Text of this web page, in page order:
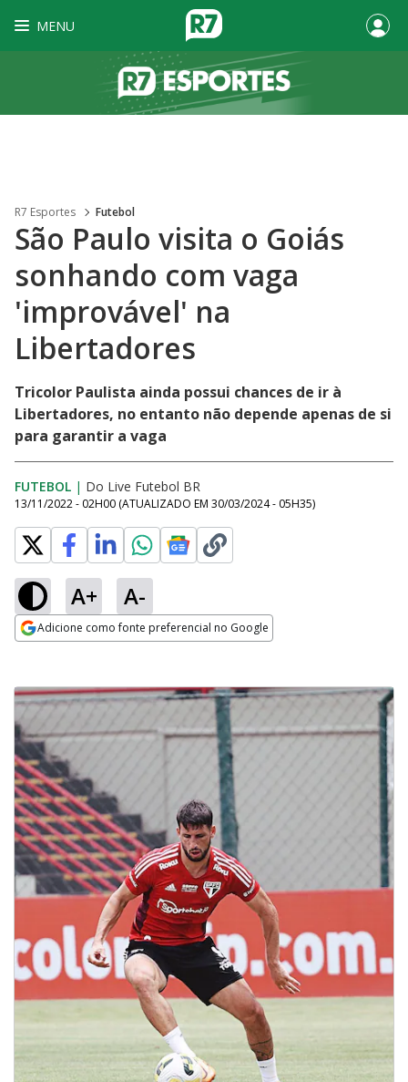
MENU
R7 Esportes Futebol
São Paulo visita o Goiás
sonhando com vaga
'improvável' na
Libertadores
Tricolor Paulista ainda possui chances de ir à
Libertadores, no entanto não depende apenas de si
para garantir a vaga
FUTEBOL | Do Live Futebol BR
13/11/2022 - 02H00 (ATUALIZADO EM 30/03/2024 - 05H35)
A+ A-
Adicione como fonte preferencial no Google